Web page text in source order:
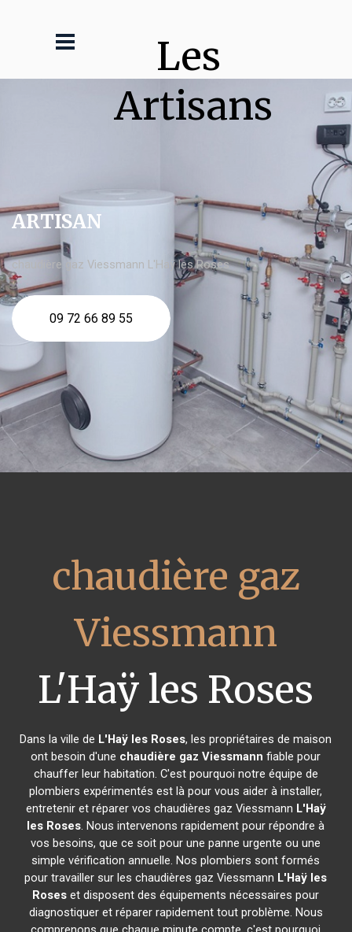
Les
Artisans
ARTISAN
chaudière gaz Viessmann L'Haÿ les Roses
09 72 66 89 55
chaudière gaz
Viessmann
L'Haÿ les Roses
Dans la ville de L'Haÿ les Roses, les propriétaires de maison
ont besoin d'une chaudière gaz Viessmann fiable pour
chauffer leur habitation. C'est pourquoi notre équipe de
plombiers expérimentés est là pour vous aider à installer,
entretenir et réparer vos chaudières gaz Viessmann L'Haÿ
les Roses. Nous intervenons rapidement pour répondre à
vos besoins, que ce soit pour une panne urgente ou une
simple vérification annuelle. Nos plombiers sont formés
pour travailler sur les chaudières gaz Viessmann L'Haÿ les
Roses et disposent des équipements nécessaires pour
diagnostiquer et réparer rapidement tout problème. Nous